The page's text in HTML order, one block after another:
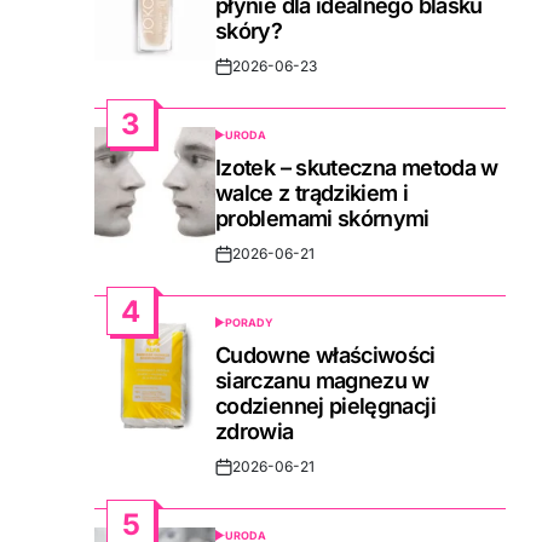
płynie dla idealnego blasku
skóry?
Post2026-06-23
3
POSTED
IN
URODA
Izotek – skuteczna metoda w
walce z trądzikiem i
problemami skórnymi
Post2026-06-21
4
POSTED
IN
PORADY
Cudowne właściwości
siarczanu magnezu w
codziennej pielęgnacji
zdrowia
Post2026-06-21
5 URODA